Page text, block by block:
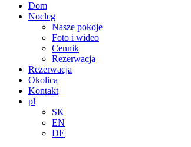
Dom
Nocleg
Nasze pokoje
Foto i wideo
Cennik
Rezerwacja
Rezerwacja
Okolica
Kontakt
pl
SK
EN
DE